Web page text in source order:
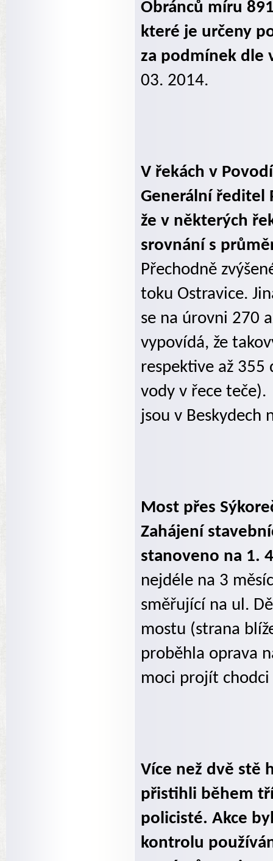
Obránců míru
které je určeny
za podmínek dle
03. 2014.
V řekách v
Generální ředitel
že v některých
srovnání s
Přechodně
toku Ostravice.
se na úrovni 270
vypovídá, že
respektive až 355
vody v řece
jsou v Beskydech
Most přes
Zahájení
stanoveno na 1.
nejdéle na 3
směřující na ul.
mostu (strana
proběhla oprava
moci projít
Více než dvě stě
přistihli během
policisté. Akce
kontrolu